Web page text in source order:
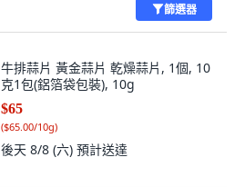
篩選器
牛排蒜片 黃金蒜片 乾燥蒜片, 1個, 10
克1包(鋁箔袋包裝), 10g
$65
($65.00/10g)
後天 8/8 (六) 預計送達